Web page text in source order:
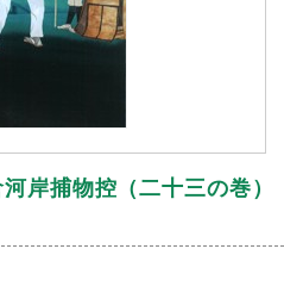
岸捕物控（二十三の巻）